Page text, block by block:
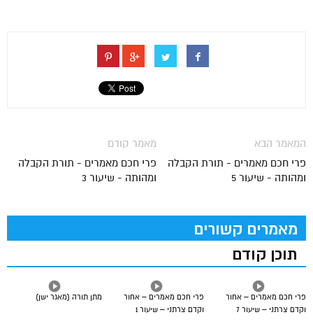
מאמר קודם
פרי חכם מאמרים - תורת הקבלה
ומהותה - שיעור 3
המאמר הבא
פרי חכם מאמרים - תורת הקבלה
ומהותה - שיעור 5
מאמרים קשורים
תוכן קודם
מתן תורה (מאגר ישן)
פרי חכם מאמרים – אחור
וקדם צרתני – שיעור 1
פרי חכם מאמרים – אחור
וקדם צרתני – שיעור 7